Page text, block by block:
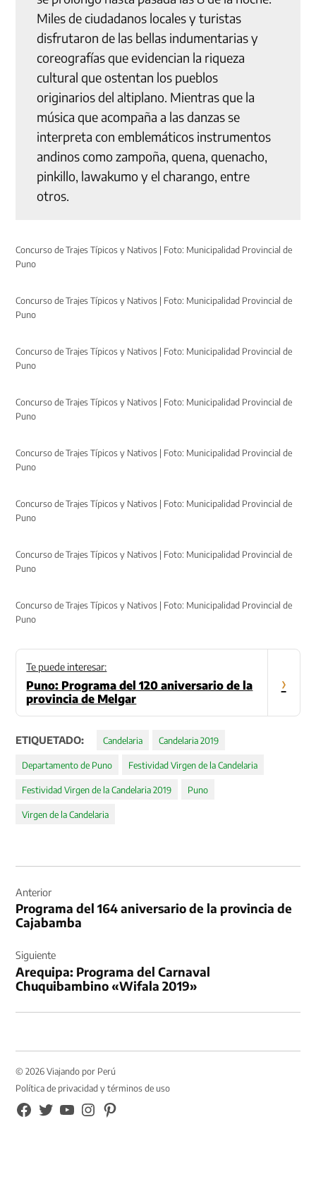
Miles de ciudadanos locales y turistas
disfrutaron de las bellas indumentarias y
coreografías que evidencian la riqueza
cultural que ostentan los pueblos
originarios del altiplano. Mientras que la
música que acompaña a las danzas se
interpreta con emblemáticos instrumentos
andinos como zampoña, quena, quenacho,
pinkillo, lawakumo y el charango, entre
otros.
Concurso de Trajes Típicos y Nativos | Foto: Municipalidad Provincial de
Puno
Concurso de Trajes Típicos y Nativos | Foto: Municipalidad Provincial de
Puno
Concurso de Trajes Típicos y Nativos | Foto: Municipalidad Provincial de
Puno
Concurso de Trajes Típicos y Nativos | Foto: Municipalidad Provincial de
Puno
Concurso de Trajes Típicos y Nativos | Foto: Municipalidad Provincial de
Puno
Concurso de Trajes Típicos y Nativos | Foto: Municipalidad Provincial de
Puno
Concurso de Trajes Típicos y Nativos | Foto: Municipalidad Provincial de
Puno
Concurso de Trajes Típicos y Nativos | Foto: Municipalidad Provincial de
Puno
Te puede interesar:
Puno: Programa del 120 aniversario de la
provincia de Melgar
›
ETIQUETADO: Candelaria Candelaria 2019
Departamento de Puno Festividad Virgen de la Candelaria
Festividad Virgen de la Candelaria 2019 Puno
Virgen de la Candelaria
de
entradas
Anterior
Programa del 164 aniversario de la provincia de
Cajabamba
Siguiente
Arequipa: Programa del Carnaval
Chuquibambino «Wifala 2019»
© 2026 Viajando por Perú
Política de privacidad y términos de uso
FB
TW YouTubeInstagramPinterest